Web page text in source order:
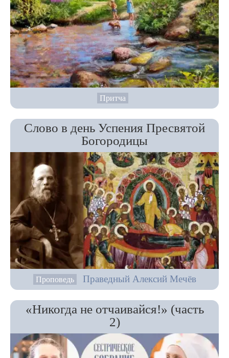
Притча
Слово в день Успения Пресвятой
Богородицы
Проповедь Праведный Алексий Мечёв
«Никогда не отчаивайся!» (часть
2)